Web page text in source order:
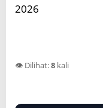
2026
👁️ Dilihat:8 kali